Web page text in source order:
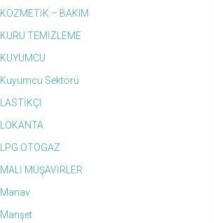
KOZMETİK – BAKIM
KURU TEMİZLEME
KUYUMCU
Kuyumcu Sektörü
LASTİKÇİ
LOKANTA
LPG OTOGAZ
MALİ MÜŞAVİRLER
Manav
Manşet